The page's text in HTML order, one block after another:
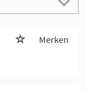
Merken